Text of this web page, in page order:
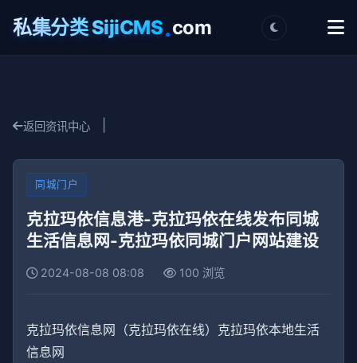
私集分类 SijiCMS.com
返回资讯中心
同城门户
克拉玛依信息港-克拉玛依在线发布同城
生活信息网-克拉玛依同城门户网站建设
2024-08-08 08:08 100 浏览
克拉玛依信息网（克拉玛依在线）克拉玛依本地生活
信息网